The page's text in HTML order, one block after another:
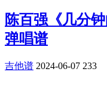
陈百强《几分
弹唱谱
吉他谱 2024-06-07 233